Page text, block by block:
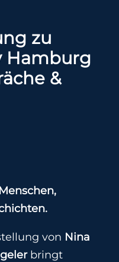
zu
Hamburg
&
von Nina
bringt